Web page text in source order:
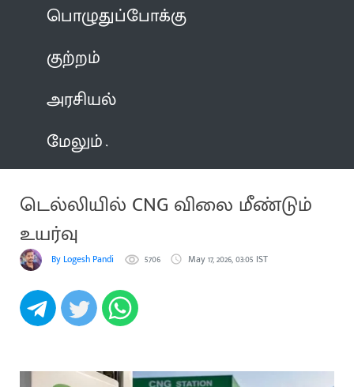
பொழுதுப்போக்கு
குற்றம்
அரசியல்
மேலும்
டெல்லியில் CNG விலை மீண்டும்
உயர்வு
By Logesh Pandi 5706 May 17, 2026, 03:05 IST